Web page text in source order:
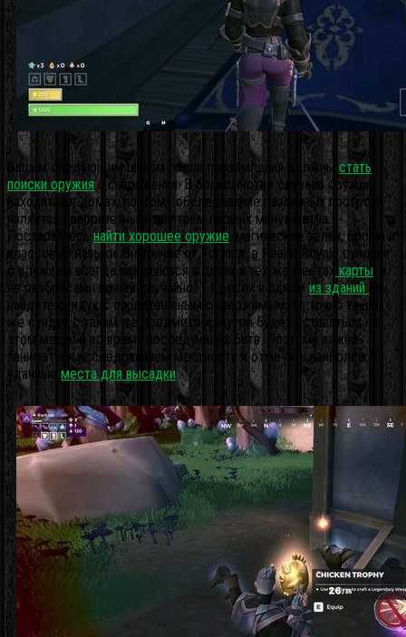
Вашим следующим шагом после приземления должны стать
поиски оружияи снаряжения. В большинстве случаев оружие
находится в домах, поэтому обследование различных построек
является приоритетным занятием первых минут матча.
Постарайтесьнайти хорошее оружие , магические зелья, броню и
классовые навыки. В отличие от Fortnite, в Realm Royale сундуки
с оружием всегда появляются в одних и тех же местах карты , а
не разбросаны по ней случайно. Т.е., если в одномиз зданий
найдёте сундук с определённым содержимым, то точно такой
же сундук с таким же предметом внутри будет оставаться на
этом месте и во время последующих битв. Поэтому важно
заниматься исследованием местности и отмечать наиболее
удачные места для высадки.